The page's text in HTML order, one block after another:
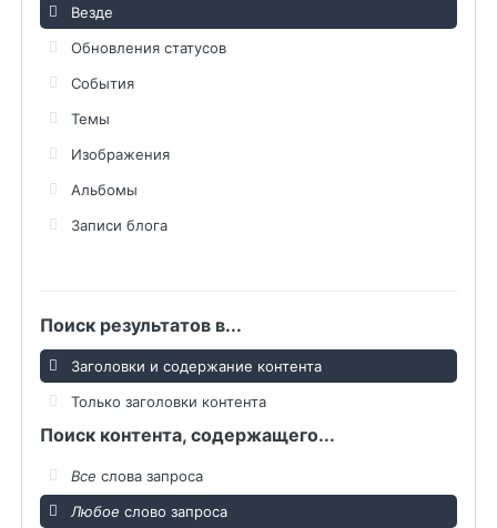
Везде
Обновления статусов
События
Темы
Изображения
Альбомы
Записи блога
Поиск результатов в...
Заголовки и содержание контента
Только заголовки контента
Поиск контента, содержащего...
Все слова запроса
Любое слово запроса